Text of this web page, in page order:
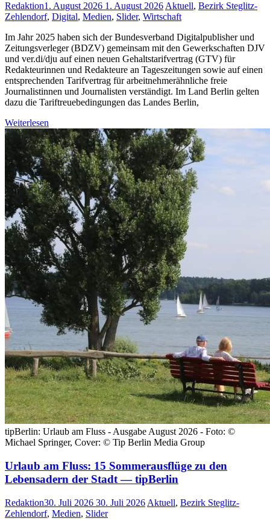
Redaktion1. August 2026 1. August 2026Aktuell, Bezirk Steglitz-
Zehlendorf, Digital, Medien, Slider, Wirtschaft
Im Jahr 2025 haben sich der Bundesverband Digitalpublisher und
Zeitungsverleger (BDZV) gemeinsam mit den Gewerkschaften DJV
und ver.di/dju auf einen neuen Gehaltstarifvertrag (GTV) für
Redakteurinnen und Redakteure an Tageszeitungen sowie auf einen
entsprechenden Tarifvertrag für arbeitnehmerähnliche freie
Journalistinnen und Journalisten verständigt. Im Land Berlin gelten
dazu die Tariftreuebedingungen das Landes Berlin,
Weiterlesen
tipBerlin: Urlaub am Fluss - Ausgabe August 2026 - Foto: ©
Michael Springer, Cover: © Tip Berlin Media Group
Urlaub am Fluss: 15 Sommerausflüge zu den
Lebensadern der Stadt — tipBerlin
Redaktion30. Juli 2026 30. Juli 2026 Aktuell, Bezirk Steglitz-
Zehlendorf, Medien, Slider